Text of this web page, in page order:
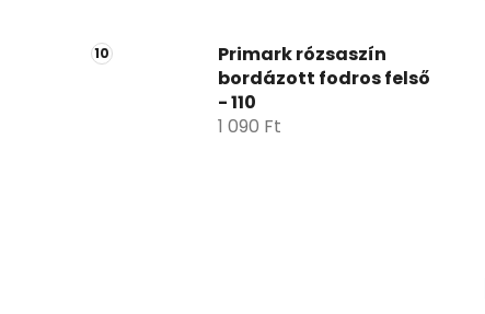
Primark rózsaszín
bordázott fodros felső
- 110
1 090 Ft